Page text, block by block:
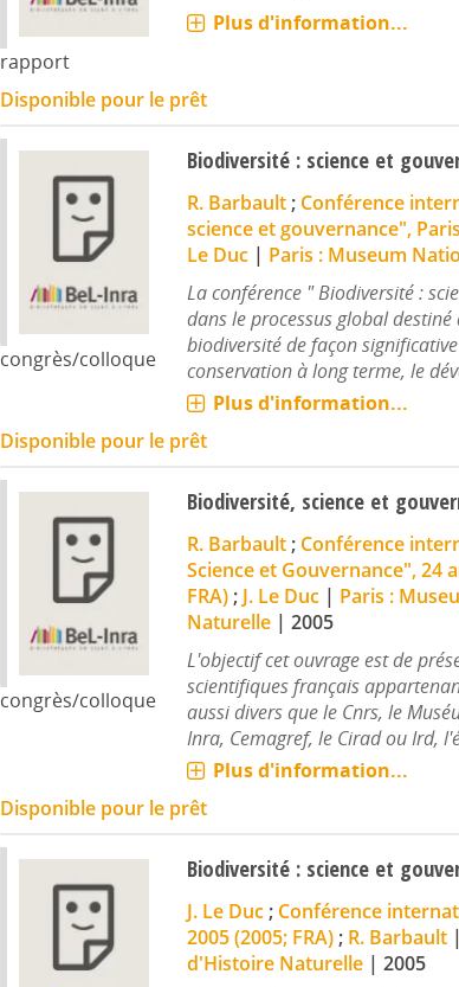
rapport
Plus d'information...
Disponible pour le prêt
congrès/colloque
Biodiversité : science et
R. Barbault; Conférence
science et gouvernance",
Le Duc | Paris : Museum
La conférence " Biodiversité :
dans le processus global
biodiversité de façon
conservation à long terme, le
Plus d'information...
Disponible pour le prêt
congrès/colloque
Biodiversité, science et
R. Barbault; Conférence
Science et Gouvernance", 24
FRA); J. Le Duc | Paris :
Naturelle| 2005
L'objectif cet ouvrage est de
scientifiques français
aussi divers que le Cnrs, le
Inra, Cemagref, le Cirad ou Ird,
Plus d'information...
Disponible pour le prêt
Biodiversité : science et
J. Le Duc; Conférence
2005 (2005; FRA); R. Barbault |
d'Histoire Naturelle| 2005